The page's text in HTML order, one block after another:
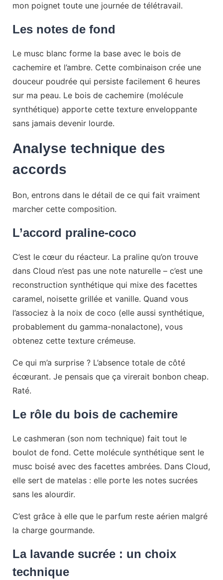
mon poignet toute une journée de télétravail.
Les notes de fond
Le musc blanc forme la base avec le bois de
cachemire et l’ambre. Cette combinaison crée une
douceur poudrée qui persiste facilement 6 heures
sur ma peau. Le bois de cachemire (molécule
synthétique) apporte cette texture enveloppante
sans jamais devenir lourde.
Analyse technique des
accords
Bon, entrons dans le détail de ce qui fait vraiment
marcher cette composition.
L’accord praline-coco
C’est le cœur du réacteur. La praline qu’on trouve
dans Cloud n’est pas une note naturelle – c’est une
reconstruction synthétique qui mixe des facettes
caramel, noisette grillée et vanille. Quand vous
l’associez à la noix de coco (elle aussi synthétique,
probablement du gamma-nonalactone), vous
obtenez cette texture crémeuse.
Ce qui m’a surprise ? L’absence totale de côté
écœurant. Je pensais que ça virerait bonbon cheap.
Raté.
Le rôle du bois de cachemire
Le cashmeran (son nom technique) fait tout le
boulot de fond. Cette molécule synthétique sent le
musc boisé avec des facettes ambrées. Dans Cloud,
elle sert de matelas : elle porte les notes sucrées
sans les alourdir.
C’est grâce à elle que le parfum reste aérien malgré
la charge gourmande.
La lavande sucrée : un choix
technique